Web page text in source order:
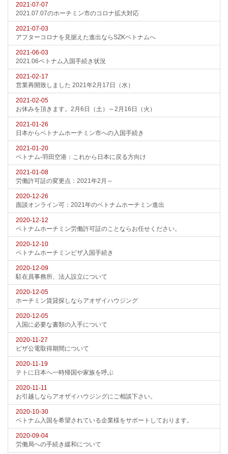
2021-07-07
2021.07.07のホーチミン市のコロナ拡大対応
2021-07-03
アフターコロナを見据えた進出ならSZKベトナムへ
2021-06-03
2021.06ベトナム入国手続き状況
2021-02-17
営業再開致しました 2021年2月17日（水）
2021-02-05
お休みを頂きます。2月6日（土）～2月16日（火）
2021-01-26
日本からベトナムホーチミン市への入国手続き
2021-01-20
ベトナム-羽田空港：これから日本に戻る方向け
2021-01-08
労働許可証の変更点：2021年2月～
2020-12-26
面談オンライン可：2021年のベトナムホーチミン進出
2020-12-12
ベトナムホーチミン労働許可証のことならお任せください。
2020-12-10
ベトナムホーチミンビザ入国手続き
2020-12-09
駐在員事務所、法人設立について
2020-12-05
ホーチミン賃貸探しならアオザイハウジング
2020-12-05
入国に必要な書類の入手について
2020-11-27
ビザ公電取得期間について
2020-11-19
テトに日本へ一時帰国や家族を呼ぶ
2020-11-11
お引越しならアオザイハウジングにご相談下さい。
2020-10-30
ベトナム入国を希望されている企業様をサポートしております。
2020-09-04
労働局への手続き緩和について